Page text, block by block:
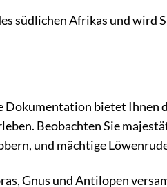
südlichen Afrikas und wird
bietet Ihnen
Beobachten Sie
und mächtige
Gnus und Antilopen